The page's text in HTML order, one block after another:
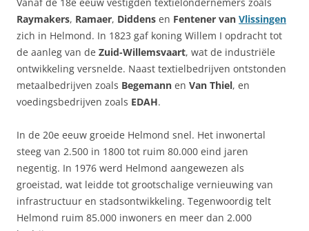
Raymakers, Ramaer, Diddens en Fentener van Vlissingen
zich in Helmond. In 1823 gaf koning Willem I opdracht tot
de aanleg van de Zuid-Willemsvaart, wat de industriële
ontwikkeling versnelde. Naast textielbedrijven ontstonden
metaalbedrijven zoals Begemann en Van Thiel, en
voedingsbedrijven zoals EDAH.
In de 20e eeuw groeide Helmond snel. Het inwonertal
steeg van 2.500 in 1800 tot ruim 80.000 eind jaren
negentig. In 1976 werd Helmond aangewezen als
groeistad, wat leidde tot grootschalige vernieuwing van
infrastructuur en stadsontwikkeling. Tegenwoordig telt
Helmond ruim 85.000 inwoners en meer dan 2.000